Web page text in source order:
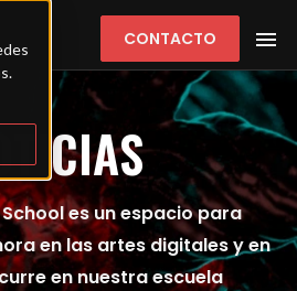
CONTACTO
es un espacio para
en las artes digitales y en
en nuestra escuela